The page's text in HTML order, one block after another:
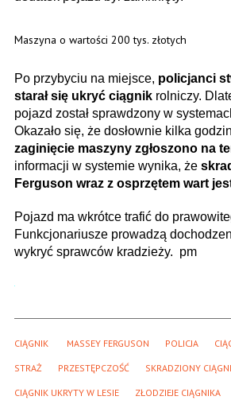
Maszyna o wartości 200 tys. złotych
Po przybyciu na miejsce, policjanci
starał się ukryć ciągnik rolniczy.
pojazd został sprawdzony w
Okazało się, że dosłownie kilka
zaginięcie maszyny zgłoszono na
informacji w systemie wynika, że
Ferguson wraz z osprzętem wart
Pojazd ma wkrótce trafić do
Funkcjonariusze prowadzą
wykryć sprawców kradzieży. pm
CIĄGNIK MASSEY FERGUSON POLICJA
STRAŻ PRZESTĘPCZOŚĆ SKRADZIONY
CIĄGNIK UKRYTY W LESIE ZŁODZIEJE CIĄGNIKA